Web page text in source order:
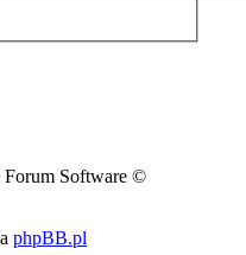
Software ©
phpBB.pl